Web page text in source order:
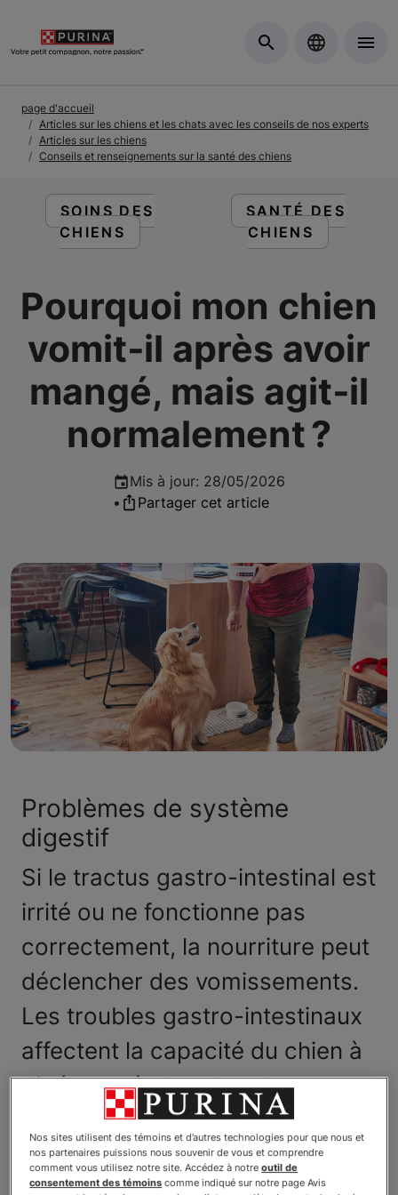
page d'accueil
Articles sur les chiens et les chats avec les conseils de nos experts
Articles sur les chiens
Conseils et renseignements sur la santé des chiens
LIRE DES ARTICLES À PROPOS DE :
SOINS DES
CHIENS
LIRE DES
SANTÉ DES
CHIENS
Pourquoi mon chien
vomit‑il après avoir
mangé, mais agit‑il
normalement ?
Mis à jour: 28/05/2026
•
Partager cet article
Problèmes de système
digestif
Si le tractus gastro-intestinal est
irrité ou ne fonctionne pas
correctement, la nourriture peut
déclencher des vomissements.
Les troubles gastro-intestinaux
affectent la capacité du chien à
digérer et à absorber des
éléments nutritifs.
Puisque le système digestif comprend l’estomac, les
intestins, le pancréas, le foie, l’œsophage et plus
Nos sites utilisent des témoins et d’autres technologies pour que nous et
nos partenaires puissions nous souvenir de vous et comprendre
comment vous utilisez notre site. Accédez à notreoutil de
consentement des témoins comme indiqué sur notre page Avis